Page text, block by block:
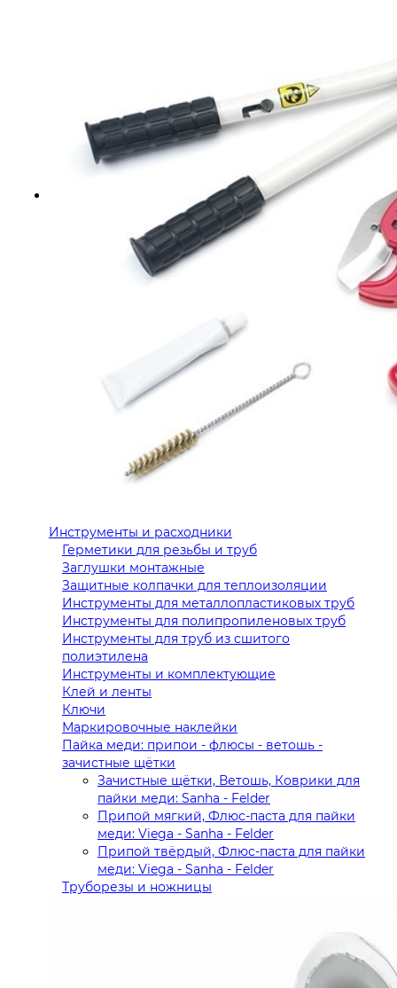
Инструменты и расходники
Герметики для резьбы и труб
Заглушки монтажные
Защитные колпачки для теплоизоляции
Инструменты для металлопластиковых труб
Инструменты для полипропиленовых труб
Инструменты для труб из сшитого
полиэтилена
Инструменты и комплектующие
Клей и ленты
Ключи
Маркировочные наклейки
Пайка меди: припои - флюсы - ветошь -
зачистные щётки
Зачистные щётки, Ветошь, Коврики для
пайки меди: Sanha - Felder
Припой мягкий, Флюс-паста для пайки
меди: Viega - Sanha - Felder
Припой твёрдый, Флюс-паста для пайки
меди: Viega - Sanha - Felder
Труборезы и ножницы